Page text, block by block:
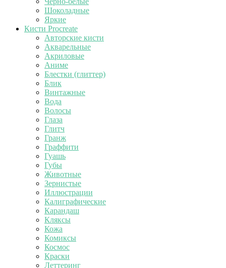
Шоколадные
Яркие
Кисти Procreate
Авторские кисти
Акварельные
Акриловые
Аниме
Блестки (глиттер)
Блик
Винтажные
Вода
Волосы
Глаза
Глитч
Гранж
Граффити
Гуашь
Губы
Животные
Зернистые
Иллюстрации
Калиграфические
Карандаш
Кляксы
Кожа
Комиксы
Космос
Краски
Леттеринг